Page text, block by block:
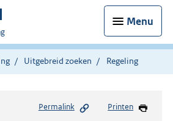
Menu
Uitgebreid zoeken Regeling
Permalink Printen